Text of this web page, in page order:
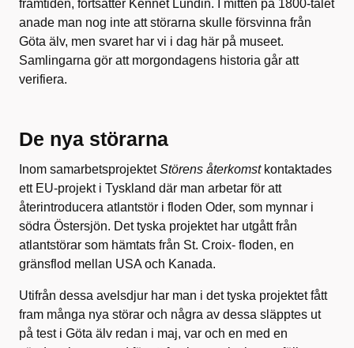
framtiden, fortsätter Kennet Lundin. I mitten på 1800-talet
anade man nog inte att störarna skulle försvinna från
Göta älv, men svaret har vi i dag här på museet.
Samlingarna gör att morgondagens historia går att
verifiera.
De nya störarna
Inom samarbetsprojektetStörens återkomstkontaktades
ett EU-projekt i Tyskland där man arbetar för att
återintroducera atlantstör i floden Oder, som mynnar i
södra Östersjön. Det tyska projektet har utgått från
atlantstörar som hämtats från St. Croix- floden, en
gränsflod mellan USA och Kanada.
Utifrån dessa avelsdjur har man i det tyska projektet fått
fram många nya störar och några av dessa släpptes ut
på test i Göta älv redan i maj, var och en med en